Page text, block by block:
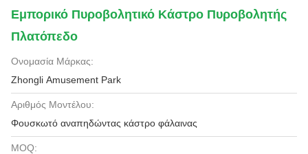
Εμπορικό Πυροβολητικό Κάστρο Πυροβολητής
Πλατόπεδο
Ονομασία Μάρκας:
Zhongli Amusement Park
Αριθμός Μοντέλου:
Φουσκωτό αναπηδώντας κάστρο φάλαινας
MOQ: